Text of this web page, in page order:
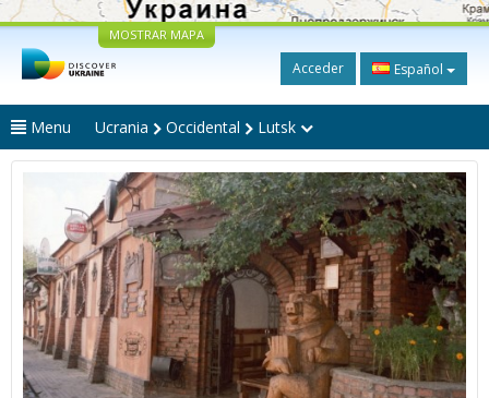
MOSTRAR MAPA
Acceder Español
Menu Ucrania Occidental Lutsk